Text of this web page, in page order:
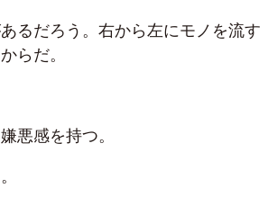
るだろう。右から左にモノを流す
らだ。
悪感を持つ。